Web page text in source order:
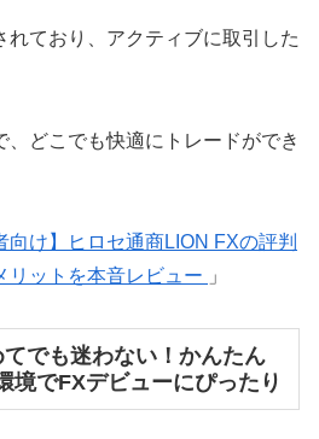
れており、アクティブに取引した
、どこでも快適にトレードができ
向け】ヒロセ通商LION FXの評判
リットを本音レビュー
」
でも迷わない！かんたん
境でFXデビューにぴったり